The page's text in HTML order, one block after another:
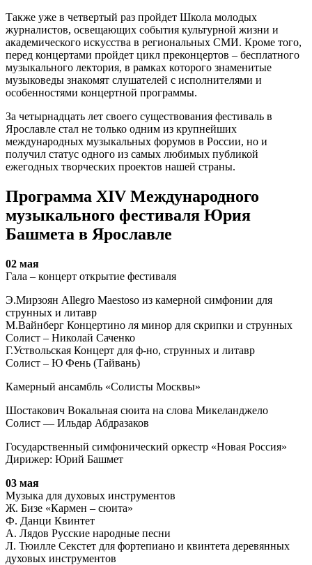
Также уже в четвертый раз пройдет Школа молодых
журналистов, освещающих события культурной жизни и
академического искусства в региональных СМИ. Кроме того,
перед концертами пройдет цикл преконцертов – бесплатного
музыкального лектория, в рамках которого знаменитые
музыковеды знакомят слушателей с исполнителями и
особенностями концертной программы.
За четырнадцать лет своего существования фестиваль в
Ярославле стал не только одним из крупнейших
международных музыкальных форумов в России, но и
получил статус одного из самых любимых публикой
ежегодных творческих проектов нашей страны.
Программа XIV Международного
музыкального фестиваля Юрия
Башмета в Ярославле
02 мая
Гала – концерт открытие фестиваля
Э.Мирзоян Allegro Maestoso из камерной симфонии для
струнных и литавр
М.Вайнберг Концертино ля минор для скрипки и струнных
Солист – Николай Саченко
Г.Уствольская Концерт для ф-но, струнных и литавр
Солист – Ю Фень (Тайвань)
Камерный ансамбль «Солисты Москвы»
Шостакович Вокальная сюита на слова Микеланджело
Солист — Ильдар Абдразаков
Государственный симфонический оркестр «Новая Россия»
Дирижер: Юрий Башмет
03 мая
Музыка для духовых инструментов
Ж. Бизе «Кармен – сюита»
Ф. Данци Квинтет
А. Лядов Русские народные песни
Л. Тюилле Секстет для фортепиано и квинтета деревянных
духовых инструментов